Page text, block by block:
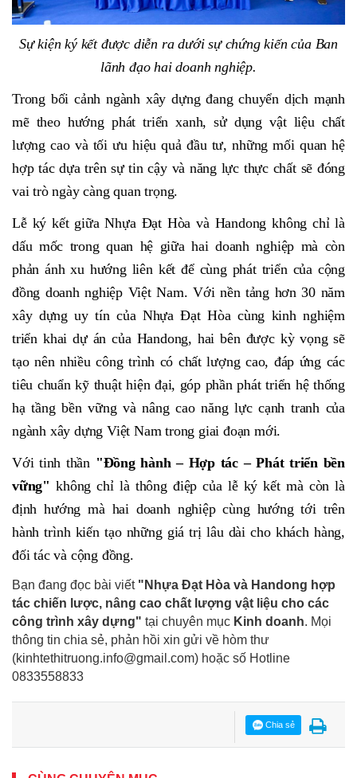
Sự kiện ký kết được diễn ra dưới sự chứng kiến của Ban
lãnh đạo hai doanh nghiệp.
Trong bối cảnh ngành xây dựng đang chuyển dịch mạnh
mẽ theo hướng phát triển xanh, sử dụng vật liệu chất
lượng cao và tối ưu hiệu quả đầu tư, những mối quan hệ
hợp tác dựa trên sự tin cậy và năng lực thực chất sẽ đóng
vai trò ngày càng quan trọng.
Lễ ký kết giữa Nhựa Đạt Hòa và Handong không chỉ là
dấu mốc trong quan hệ giữa hai doanh nghiệp mà còn
phản ánh xu hướng liên kết để cùng phát triển của cộng
đồng doanh nghiệp Việt Nam. Với nền tảng hơn 30 năm
xây dựng uy tín của Nhựa Đạt Hòa cùng kinh nghiệm
triển khai dự án của Handong, hai bên được kỳ vọng sẽ
tạo nên nhiều công trình có chất lượng cao, đáp ứng các
tiêu chuẩn kỹ thuật hiện đại, góp phần phát triển hệ thống
hạ tầng bền vững và nâng cao năng lực cạnh tranh của
ngành xây dựng Việt Nam trong giai đoạn mới.
Với tinh thần "Đồng hành – Hợp tác – Phát triển bền
vững" không chỉ là thông điệp của lễ ký kết mà còn là
định hướng mà hai doanh nghiệp cùng hướng tới trên
hành trình kiến tạo những giá trị lâu dài cho khách hàng,
đối tác và cộng đồng.
Bạn đang đọc bài viết "Nhựa Đạt Hòa và Handong hợp
tác chiến lược, nâng cao chất lượng vật liệu cho các
công trình xây dựng" tại chuyên mục Kinh doanh. Mọi
thông tin chia sẻ, phản hồi xin gửi về hòm thư
(kinhtethitruong.info@gmail.com) hoặc số Hotline
0833558833
Chia sẻ